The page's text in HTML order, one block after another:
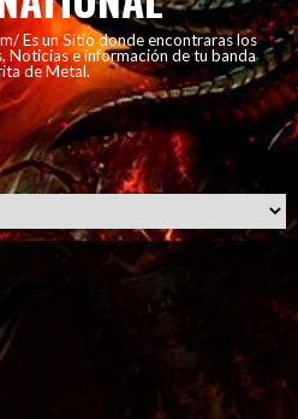
Es un Sitio donde encontraras los
Noticias e información de tu banda
de Metal.